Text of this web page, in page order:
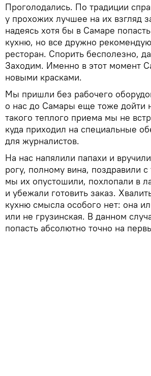
Проголодались. По традиции
у прохожих лучшее на их взгляд
надеясь хотя бы в Самаре
кухню, но все дружно
ресторан. Спорить бесполезно,
Заходим. Именно в этот момент
новыми красками.
Мы пришли без рабочего
о нас до Самары еще тоже дойти
такого теплого приема мы не
куда приходил на специальные
для журналистов.
На нас напялили папахи и
рогу, полному вина, поздравили
мы их опустошили, похлопали в
и убежали готовить заказ.
кухню смысла особого нет: она
или не грузинская. В данном
попасть абсолютно точно на